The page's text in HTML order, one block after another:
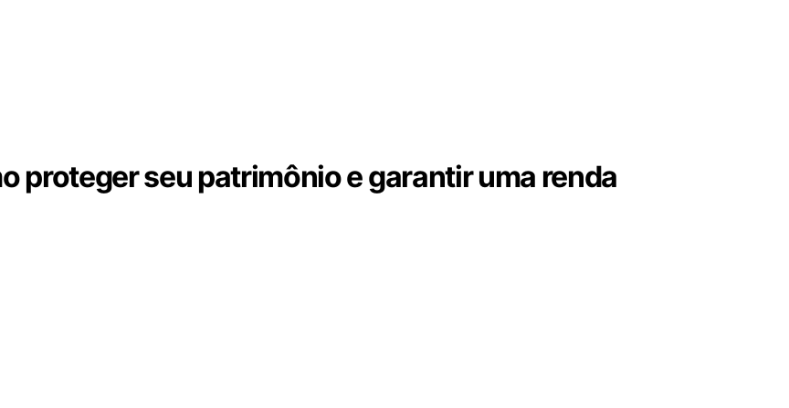
proteger seu patrimônio e garantir uma renda